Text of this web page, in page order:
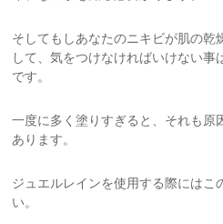
そしてもしあなたのニキビが肌の乾
して、気をつけなければいけない
です。
一度に多く塗りすぎると、それも原
あります。
ジュエルレインを使用する際にはこ
い。